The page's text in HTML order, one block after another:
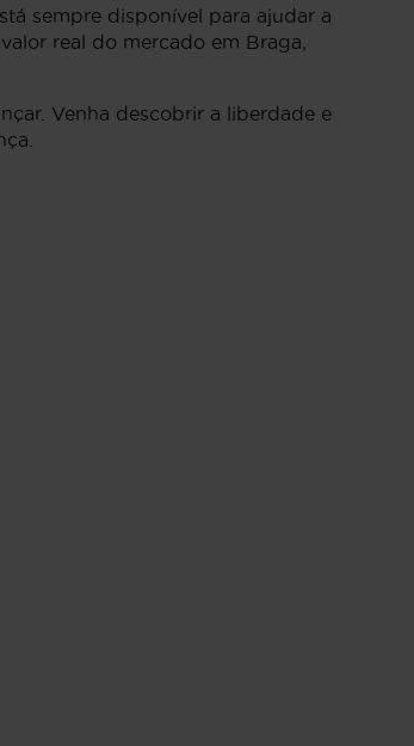
sempre disponível para ajudar a
real do mercado em Braga,
Venha descobrir a liberdade e